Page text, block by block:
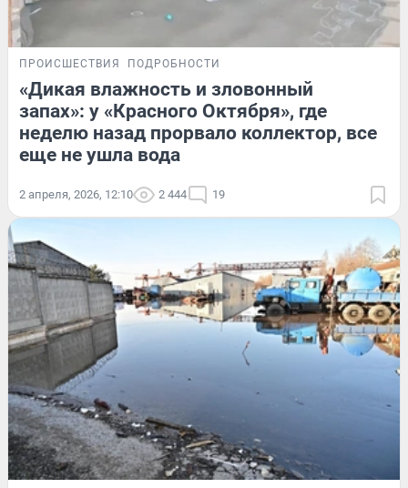
ПРОИСШЕСТВИЯ ПОДРОБНОСТИ
«Дикая влажность и зловонный
запах»: у «Красного Октября», где
неделю назад прорвало коллектор, все
еще не ушла вода
2 апреля, 2026, 12:10 2 444 19